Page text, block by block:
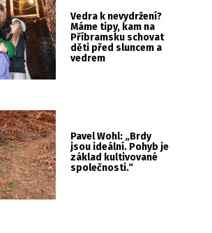
Vedra k nevydržení?
Máme tipy, kam na
Příbramsku schovat
děti před sluncem a
vedrem
Pavel Wohl: „Brdy
jsou ideální. Pohyb je
základ kultivované
společnosti.“